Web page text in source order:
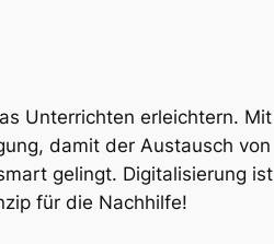
Unterrichten erleichtern. Mit
damit der Austausch von
gelingt. Digitalisierung ist
für die Nachhilfe!